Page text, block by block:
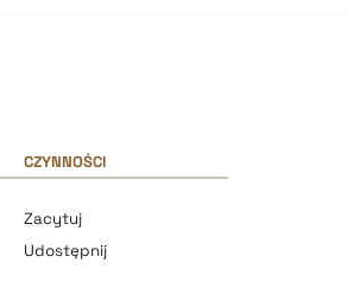
CZYNNOŚCI
Zacytuj
Udostępnij